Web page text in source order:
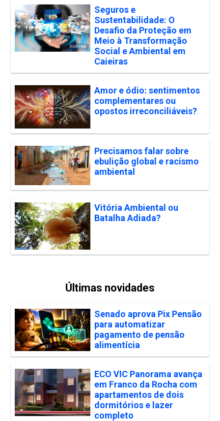
Seguros e
Sustentabilidade: O
Desafio da Proteção em
Meio à Transformação
Social e Ambiental em
Caieiras
Amor e ódio: sentimentos
complementares ou
opostos irreconciliáveis?
Precisamos falar sobre
ebulição global e racismo
ambiental
Vitória Ambiental ou
Batalha Adiada?
Últimas novidades
Senado aprova Pix Pensão
para automatizar
pagamento de pensão
alimentícia
ECO VIC Panorama avança
em Franco da Rocha com
apartamentos de dois
dormitórios e lazer
completo